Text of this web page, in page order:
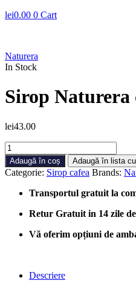
lei0.00 0 Cart
Naturera
In Stock
Sirop Naturera
lei43.00
Cantitate
Sirop
Naturera
cu
aromă
Piersică
gluten
Adaugă în coș Adaugă în lista
Categorie: Sirop cafea Brands:
Transportul gratuit la
Retur Gratuit in 14 zile
Vă oferim opțiuni de
Descriere